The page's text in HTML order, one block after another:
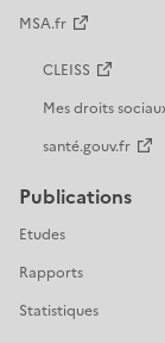
MSA.fr
CLEISS
Mes droits
santé.gouv.fr
Publications
Etudes
Rapports
Statistiques